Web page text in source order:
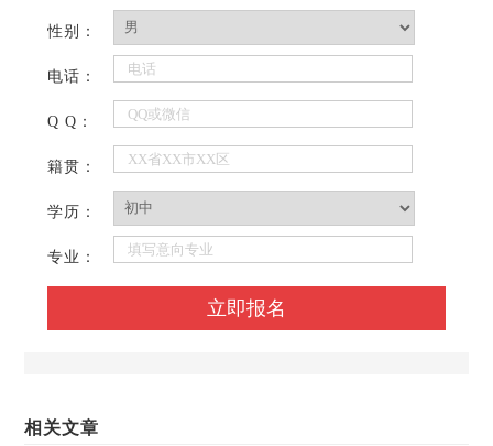
性别：
电话：
Q Q：
籍贯：
学历：
专业：
相关文章